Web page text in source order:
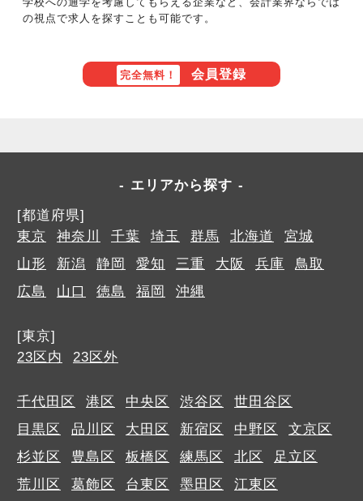
の視点で求人を探すことも可能です。
完全無料！ 会員登録
エリアから探す
[都道府県]
東京
神奈川 千葉 埼玉 群馬 北海道
宮城
山形
新潟 静岡 愛知 三重 大阪 兵庫
鳥取
広島
山口 徳島 福岡 沖縄
[東京]
23区内
23区外
千代田区 港区 中央区 渋谷区
世田谷区
目黒区
品川区 大田区 新宿区 中野区
文京区
杉並区
豊島区 板橋区 練馬区 北区
足立区
荒川区
葛飾区 台東区 墨田区
江東区